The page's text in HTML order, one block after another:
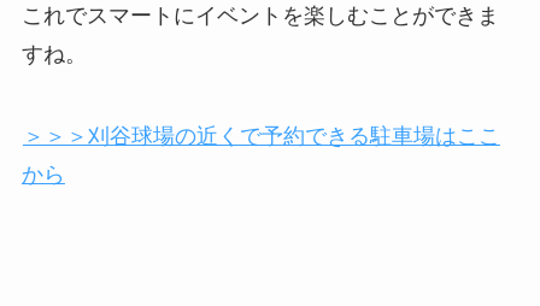
これでスマートにイベントを楽しむことができま
すね。
＞＞＞刈谷球場の近くで予約できる駐車場はここ
から